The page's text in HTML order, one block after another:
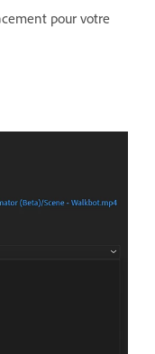
pour votre